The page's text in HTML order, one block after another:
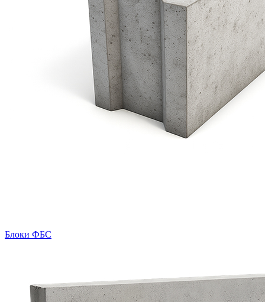
Блоки ФБС